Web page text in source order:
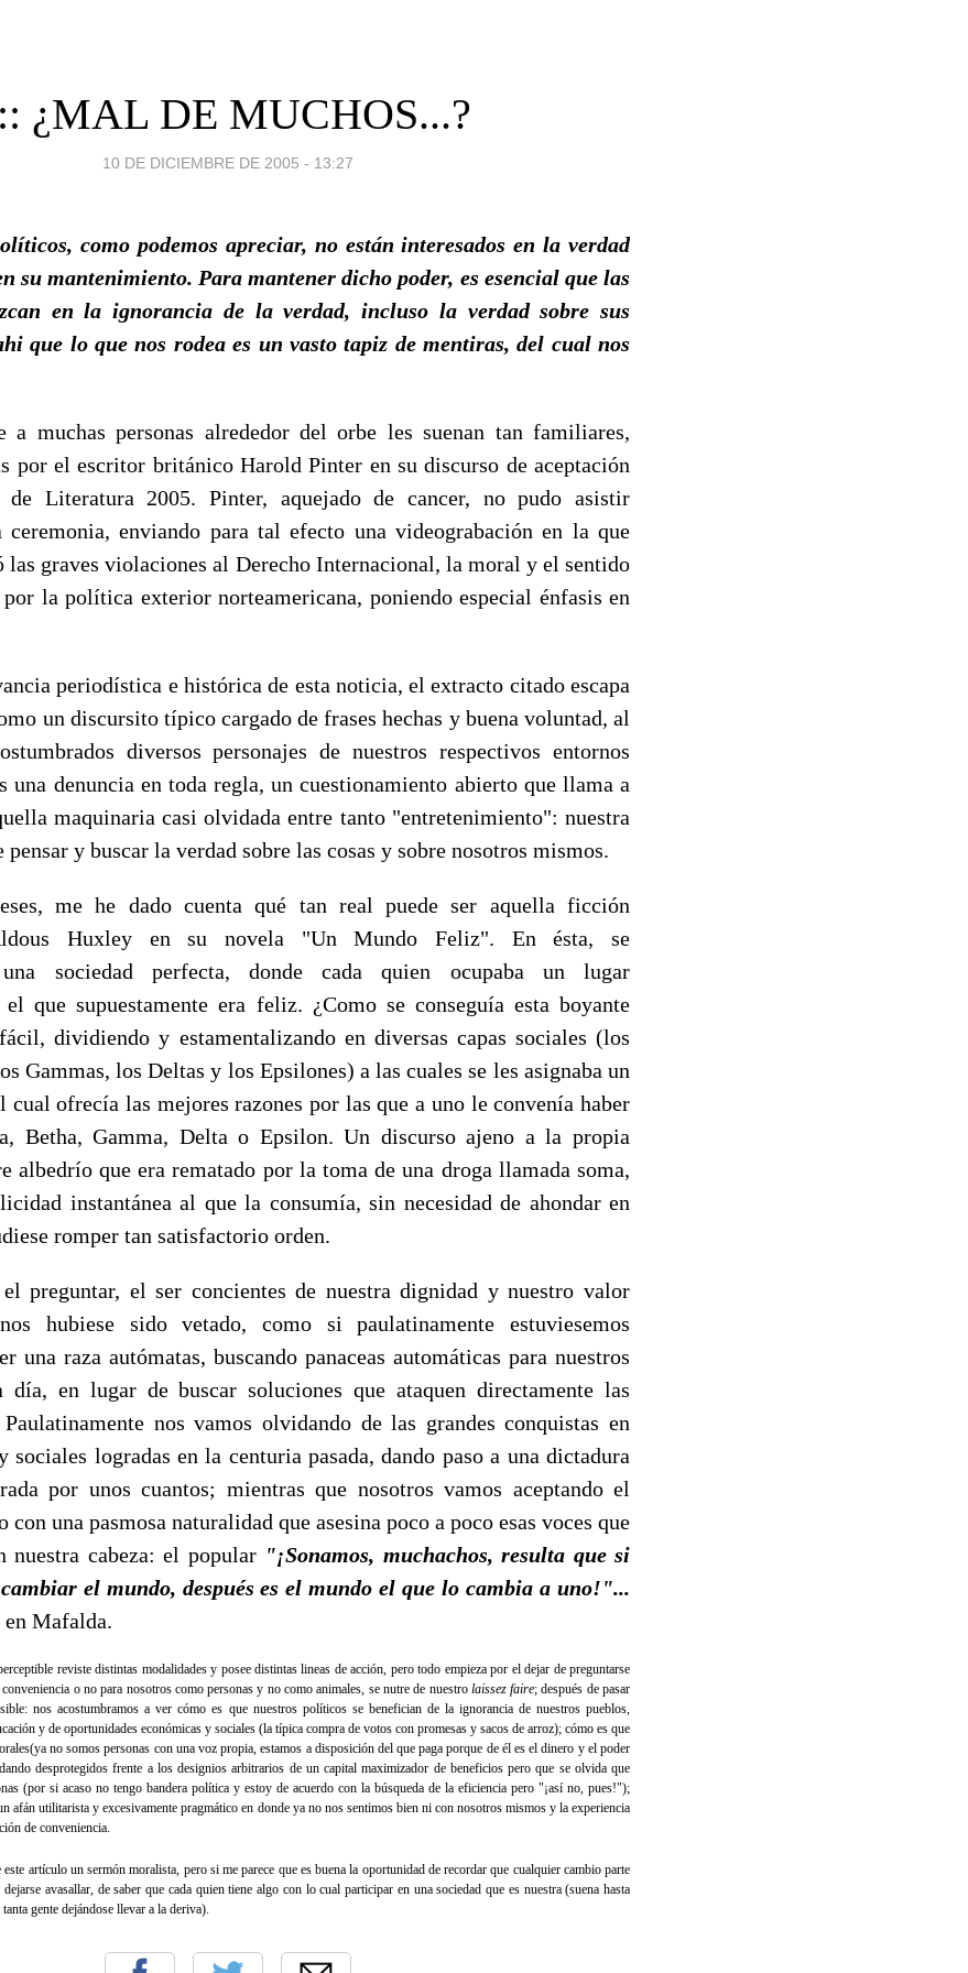
¿MAL DE MUCHOS...?
10 DE DICIEMBRE DE 2005 - 13:27
como podemos apreciar, no están interesados en la verdad
su mantenimiento. Para mantener dicho poder, es esencial que las
en la ignorancia de la verdad, incluso la verdad sobre sus
que lo que nos rodea es un vasto tapiz de mentiras, del cual nos
a muchas personas alrededor del orbe les suenan tan familiares,
por el escritor británico Harold Pinter en su discurso de aceptación
Literatura 2005. Pinter, aquejado de cancer, no pudo asistir
ceremonia, enviando para tal efecto una videograbación en la que
las graves violaciones al Derecho Internacional, la moral y el sentido
por la política exterior norteamericana, poniendo especial énfasis en
periodística e histórica de esta noticia, el extracto citado escapa
un discursito típico cargado de frases hechas y buena voluntad, al
diversos personajes de nuestros respectivos entornos
una denuncia en toda regla, un cuestionamiento abierto que llama a
maquinaria casi olvidada entre tanto "entretenimiento": nuestra
pensar y buscar la verdad sobre las cosas y sobre nosotros mismos.
me he dado cuenta qué tan real puede ser aquella ficción
Huxley en su novela "Un Mundo Feliz". En ésta, se
sociedad perfecta, donde cada quien ocupaba un lugar
que supuestamente era feliz. ¿Como se conseguía esta boyante
dividiendo y estamentalizando en diversas capas sociales (los
Gammas, los Deltas y los Epsilones) a las cuales se les asignaba un
ofrecía las mejores razones por las que a uno le convenía haber
Betha, Gamma, Delta o Epsilon. Un discurso ajeno a la propia
albedrío que era rematado por la toma de una droga llamada soma,
instantánea al que la consumía, sin necesidad de ahondar en
romper tan satisfactorio orden.
preguntar, el ser concientes de nuestra dignidad y nuestro valor
hubiese sido vetado, como si paulatinamente estuviesemos
una raza autómatas, buscando panaceas automáticas para nuestros
día, en lugar de buscar soluciones que ataquen directamente las
Paulatinamente nos vamos olvidando de las grandes conquistas en
sociales logradas en la centuria pasada, dando paso a una dictadura
por unos cuantos; mientras que nosotros vamos aceptando el
con una pasmosa naturalidad que asesina poco a poco esas voces que
nuestra cabeza: el popular "¡Sonamos, muchachos, resulta que si
el mundo, después es el mundo el que lo cambia a uno!"...
en Mafalda.
reviste distintas modalidades y posee distintas lineas de acción, pero todo empieza por el dejar de preguntarse
o no para nosotros como personas y no como animales, se nutre de nuestro laissez faire; después de pasar
nos acostumbramos a ver cómo es que nuestros políticos se benefician de la ignorancia de nuestros pueblos,
y de oportunidades económicas y sociales (la típica compra de votos con promesas y sacos de arroz); cómo es que
no somos personas con una voz propia, estamos a disposición del que paga porque de él es el dinero y el poder
desprotegidos frente a los designios arbitrarios de un capital maximizador de beneficios pero que se olvida que
(por si acaso no tengo bandera política y estoy de acuerdo con la búsqueda de la eficiencia pero "¡así no, pues!");
afán utilitarista y excesivamente pragmático en donde ya no nos sentimos bien ni con nosotros mismos y la experiencia
de conveniencia.
artículo un sermón moralista, pero si me parece que es buena la oportunidad de recordar que cualquier cambio parte
avasallar, de saber que cada quien tiene algo con lo cual participar en una sociedad que es nuestra (suena hasta
gente dejándose llevar a la deriva).